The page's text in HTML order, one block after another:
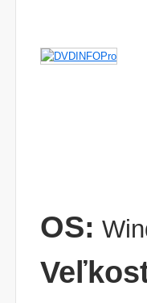
OS: